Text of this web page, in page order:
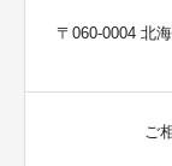
〒060-0004 北
ご